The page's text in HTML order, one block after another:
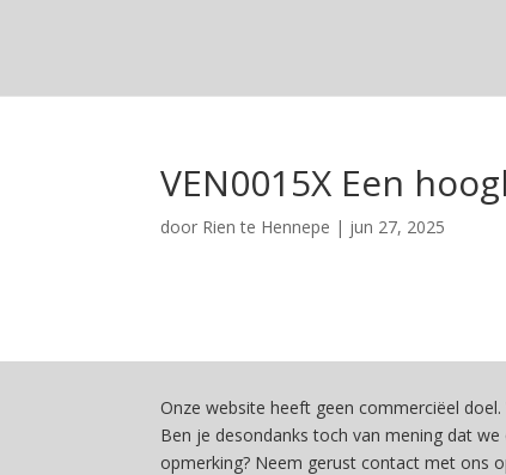
VEN0015X Een
door Rien te Hennepe | jun 27, 2025
Onze website heeft geen commerciëel
Ben je desondanks toch van mening dat
opmerking? Neem gerust contact met ons